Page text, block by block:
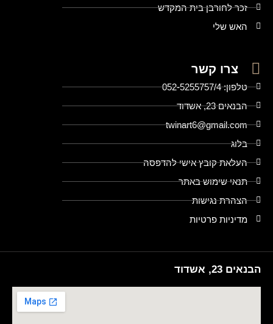
זכר לחורבן בית המקדש
האש שלי
צרו קשר
טלפון: 052-5255757/4
הבנאים 23, אשדוד
twinart6@gmail.com
בלוג
העלאת קובץ אישי להדפסה
תנאי שימוש באתר
הצהרת נגישות
מדיניות פרטיות
הבנאים 23, אשדוד